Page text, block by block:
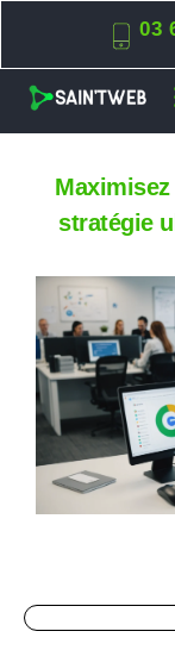
03
stratégie